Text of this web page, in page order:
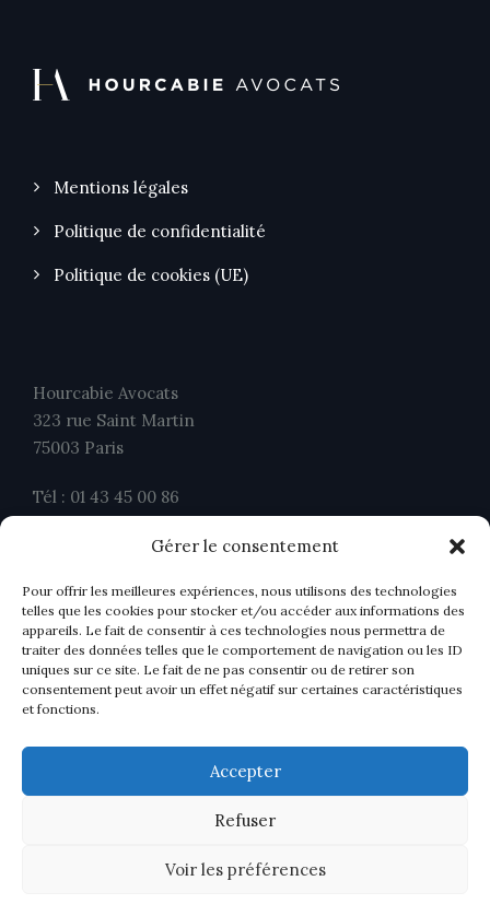
Gérer le consentement
Pour offrir les meilleures expériences, nous utilisons des technologies
telles que les cookies pour stocker et/ou accéder aux informations des
appareils. Le fait de consentir à ces technologies nous permettra de
traiter des données telles que le comportement de navigation ou les ID
uniques sur ce site. Le fait de ne pas consentir ou de retirer son
consentement peut avoir un effet négatif sur certaines caractéristiques
et fonctions.
Accepter
Refuser
Voir les préférences
Mentions légales
Politique de confidentialité
Politique de cookies (UE)
Hourcabie Avocats
323 rue Saint Martin
75003 Paris
Tél : 01 43 45 00 86
contact@ahavocats.fr